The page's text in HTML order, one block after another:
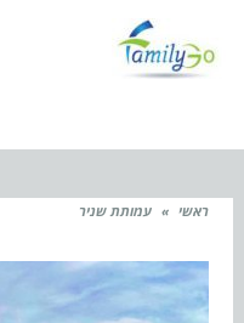
ראשי » עמותת שניר